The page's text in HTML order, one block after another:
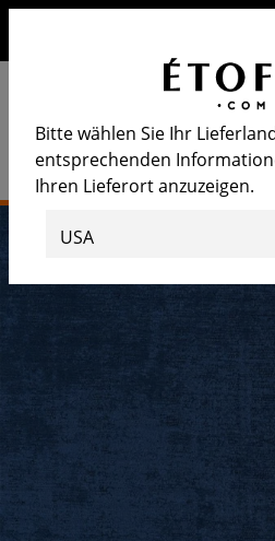
Bitte wählen Sie Ihr
entsprechenden
Ihren Lieferort anzuzeigen.